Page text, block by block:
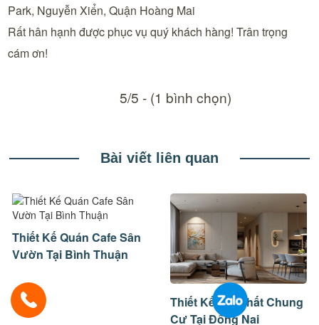
Park, Nguyễn Xiển, Quận Hoàng Mai
Rất hân hạnh được phục vụ quý khách hàng! Trân trọng
cám ơn!
5/5 - (1 bình chọn)
Bài viết liên quan
Thiết Kế Quán Cafe Sân
Vườn Tại Bình Thuận
Thiết Kế Nội Thất Chung
Cư Tại Đồng Nai